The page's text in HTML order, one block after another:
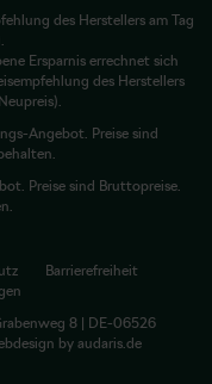
des Herstellers am Tag
Ersparnis errechnet sich
des Herstellers
Angebot. Preise sind
Preise sind Bruttopreise.
Barrierefreiheit
8 | DE-06526
by audaris.de